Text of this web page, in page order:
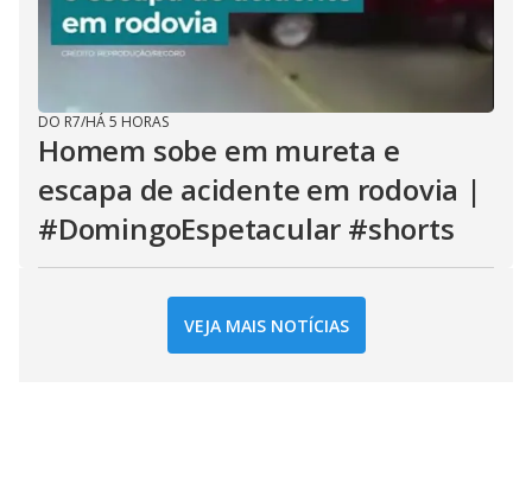
DO R7/HÁ 5 HORAS
Homem sobe em mureta e
escapa de acidente em rodovia |
#DomingoEspetacular #shorts
VEJA MAIS NOTÍCIAS